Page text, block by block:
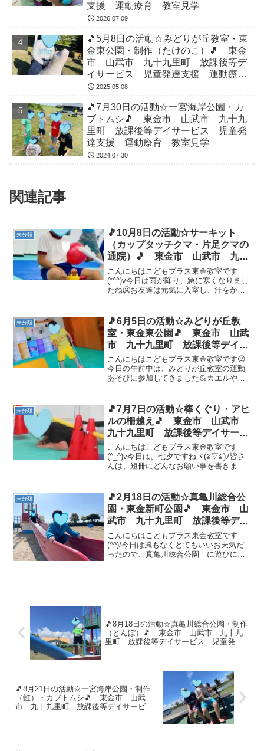
支援 運動療育 教室見学
2026.07.09
🎵5月8日の活動☆みどりが丘教室・東
金東公園・制作（たけのこ）🎵 東金
市 山武市 九十九里町 放課後等デ
イサービス 児童発達支援 運動療
育 教室見学
2025.05.08
🎵7月30日の活動☆一宮海岸公園・カ
ブトムシ🎵 東金市 山武市 九十九
里町 放課後等デイサービス 児童発
達支援 運動療育 教室見学
2024.07.30
関連記事
未分類
🎵10月8日の活動☆サーキット
（カップタッチクマ・片足クマの
通院）🎵 東金市 山武市 九十
九里町 放課後等デイサービス
児童発達支援 運動療育 教室見
学
こんにちはこどもプラス東金教室です
(*^^)v今日は雨が降り、急に寒くなりまし
たね🥶お友達は元気に入室し、汗をかく
（カップタッチクマ・片足クマの通
院） です💪クマ...
未分類
🎵6月5日の活動☆みどりが丘教
室・東金東公園🎵 東金市 山武
市 九十九里町 放課後等デイサ
ービス 児童発達支援 運動療
育 教室見学
こんにちはこどもプラス東金教室です😉
今日の午前中は、みどりが丘教室の運動
あそびに参加してきました💪カエルや、
してくれました(*´▽｀*) 自由時間の様子
🌟 今日の午前の...
未分類
🎵7月7日の活動☆棒くぐり・アヒ
ルの柵越え🎵 東金市 山武市
九十九里町 放課後等デイサービ
ス 児童発達支援 運動療育 教
室見学
こんにちはこどもプラス東金教室です
(^_^)v今日は、七夕ですねヾ(≧▽≦)ﾉ皆さ
んは、短冊にどんなお願い事を書きまし
くことができました(*^^)v願いことが叶う
といい...
未分類
🎵2月18日の活動☆真亀川総合公
園・東金新町公園🎵 東金市 山
武市 九十九里町 放課後等デイ
サービス 児童発達支援 運動療
育 教室見学
こんにちはこどもプラス東金教室です
(^^)/今日は風もなくとてもいいお天気だ
ったので、真亀川総合公園 に遊びに行
🎵8月18日の活動☆真亀川総合公園・制作
（とんぼ）🎵 東金市 山武市 九十九
里町 放課後等デイサービス 児童発達
🎵8月21日の活動☆一宮海岸公園・制作
（虹）・カブトムシ🎵 東金市 山武
市 九十九里町 放課後等デイサービ